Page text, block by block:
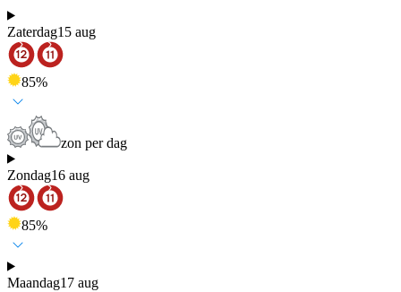
Zaterdag15 aug
85%
zon per dag
Zondag16 aug
85%
Maandag17 aug